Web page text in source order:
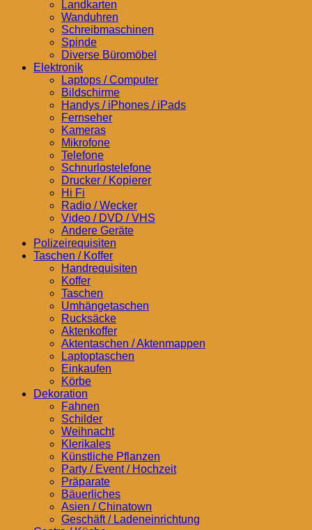
Landkarten
Wanduhren
Schreibmaschinen
Spinde
Diverse Büromöbel
Elektronik
Laptops / Computer
Bildschirme
Handys / iPhones / iPads
Fernseher
Kameras
Mikrofone
Telefone
Schnurlostelefone
Drucker / Kopierer
Hi Fi
Radio / Wecker
Video / DVD / VHS
Andere Geräte
Polizeirequisiten
Taschen / Koffer
Handrequisiten
Koffer
Taschen
Umhängetaschen
Rucksäcke
Aktenkoffer
Aktentaschen / Aktenmappen
Laptoptaschen
Einkaufen
Körbe
Dekoration
Fahnen
Schilder
Weihnacht
Klerikales
Künstliche Pflanzen
Party / Event / Hochzeit
Präparate
Bäuerliches
Asien / Chinatown
Geschäft / Ladeneinrichtung